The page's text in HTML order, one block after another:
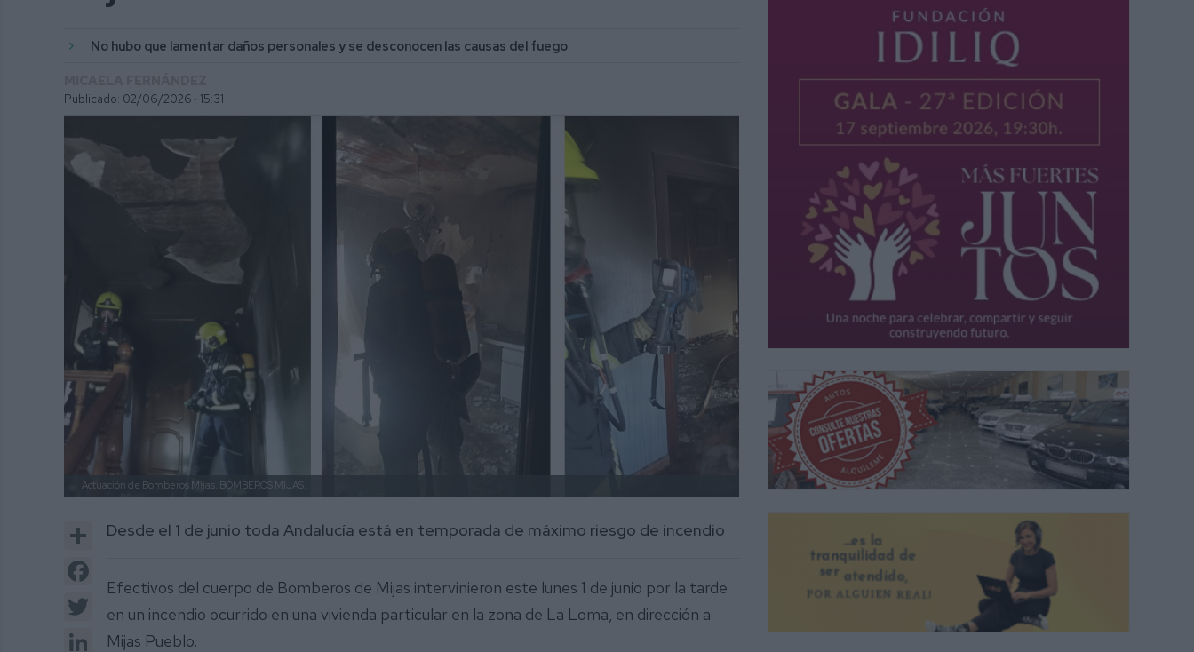
No hubo que lamentar daños personales y se desconocen las causas del fuego
Publicado: 02/06/2026 · 15:31
Actuación de Bomberos Mijas. BOMBEROS MIJAS.
Share
Twitter
LinkedIn
Desde el 1 de junio toda Andalucía está en temporada de máximo riesgo de incendio
Efectivos del cuerpo de Bomberos de Mijas intervinieron este lunes 1 de junio por la tarde
en un incendio ocurrido en una vivienda particular en la zona de La Loma, en dirección a
Mijas Pueblo.